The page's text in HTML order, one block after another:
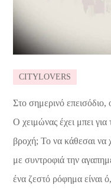
CITYLOVERS
Στο σημερινό επεισόδιο,
Ο χειμώνας έχει μπει
βροχή; Το να κάθεσαι να
με συντροφιά την
ένα ζεστό ρόφημα είναι ό,